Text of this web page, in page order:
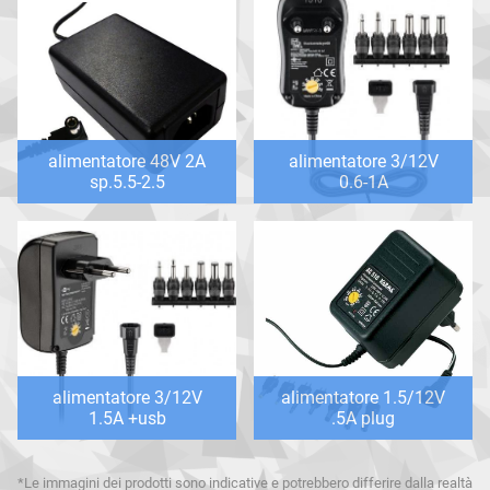
alimentatore 48V 2A
sp.5.5-2.5
alimentatore 3/12V
0.6-1A
alimentatore 3/12V
1.5A +usb
alimentatore 1.5/12V
.5A plug
*Le immagini dei prodotti sono indicative e potrebbero differire dalla realtà